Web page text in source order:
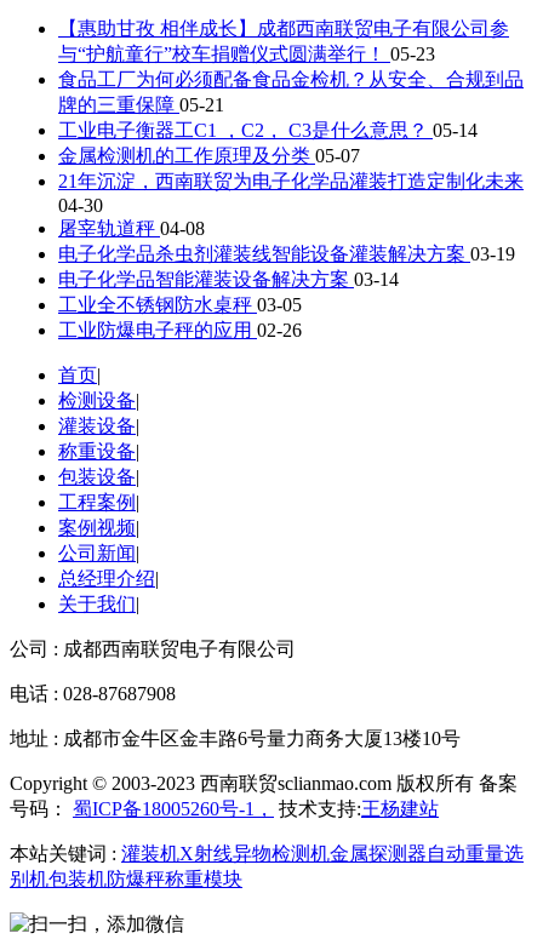
【惠助甘孜 相伴成长】成都西南联贸电子有限公司参
与“护航童行”校车捐赠仪式圆满举行！ 05-23
食品工厂为何必须配备食品金检机？从安全、合规到品
牌的三重保障 05-21
工业电子衡器工C1 ，C2， C3是什么意思？ 05-14
金属检测机的工作原理及分类 05-07
21年沉淀，西南联贸为电子化学品灌装打造定制化未来
04-30
屠宰轨道秤 04-08
电子化学品杀虫剂灌装线智能设备灌装解决方案 03-19
电子化学品智能灌装设备解决方案 03-14
工业全不锈钢防水桌秤 03-05
工业防爆电子秤的应用 02-26
首页|
检测设备|
灌装设备|
称重设备|
包装设备|
工程案例 |
案例视频|
公司新闻|
总经理介绍|
关于我们|
公司 : 成都西南联贸电子有限公司
电话 : 028-87687908
地址 : 成都市金牛区金丰路6号量力商务大厦13楼10号
Copyright © 2003-2023 西南联贸sclianmao.com 版权所有 备案
号码： 蜀ICP备18005260号-1， 技术支持:王杨建站
本站关键词 : 灌装机X射线异物检测机金属探测器自动重量选
别机包装机防爆秤称重模块